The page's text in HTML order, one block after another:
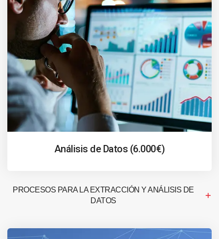
Análisis de Datos (6.000€)
PROCESOS PARA LA EXTRACCIÓN Y ANÁLISIS DE
DATOS